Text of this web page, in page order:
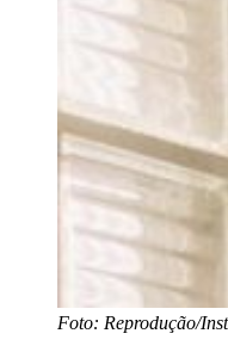
Foto: Reprodução/